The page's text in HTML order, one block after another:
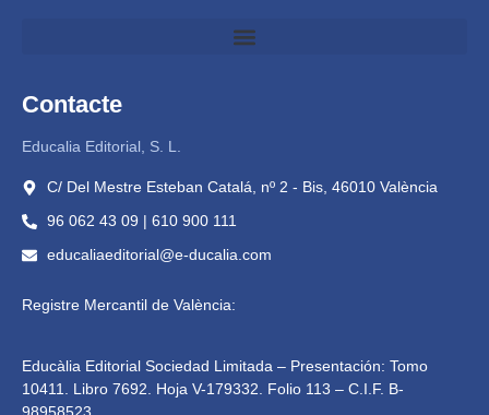
Contacte
Educalia Editorial, S. L.
C/ Del Mestre Esteban Catalá, nº 2 - Bis, 46010 València
96 062 43 09 | 610 900 111
educaliaeditorial@e-ducalia.com
Registre Mercantil de València:
Educàlia Editorial Sociedad Limitada – Presentación: Tomo
10411. Libro 7692. Hoja V-179332. Folio 113 – C.I.F. B-
98958523